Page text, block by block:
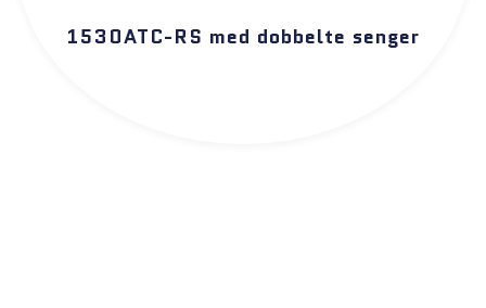
1530ATC-RS med dobbelte senger